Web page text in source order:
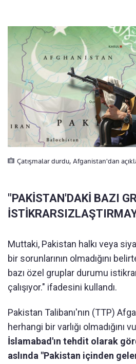
Çatışmalar durdu, Afganistan'dan
"PAKİSTAN'DAKİ BAZI
Muttaki, Pakistan halkı veya
bir sorunlarının olmadığını
bazı özel gruplar durumu
çalışıyor." ifadesini kullandı.
Pakistan Talibanı'nın (TTP)
herhangi bir varlığı olmadığını
İslamabad'ın tehdit olarak
aslında "Pakistan içinden